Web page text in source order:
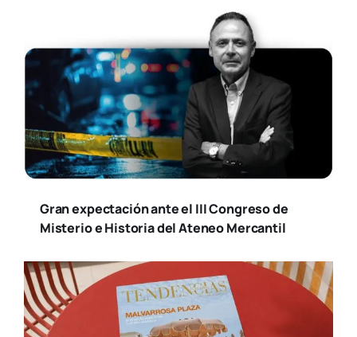
Gran expectación ante el III Congreso de
Misterio e Historia del Ateneo Mercantil